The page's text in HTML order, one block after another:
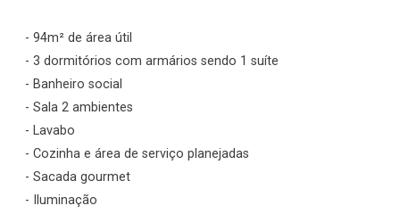
- 94m² de área útil
- 3 dormitórios com armários sendo 1 suíte
- Banheiro social
- Sala 2 ambientes
- Lavabo
- Cozinha e área de serviço planejadas
- Sacada gourmet
- Iluminação